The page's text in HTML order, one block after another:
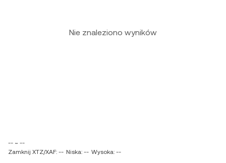
Nie znaleziono wyników
-- ~ --
Zamknij XTZ/XAF: -- Niska: -- Wysoka: --